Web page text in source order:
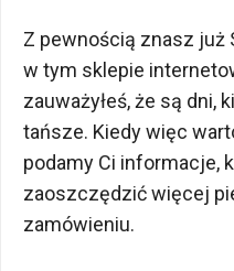
Z pewnością znasz już
w tym sklepie
zauważyłeś, że są dni,
tańsze. Kiedy więc
podamy Ci informacje,
zaoszczędzić więcej
zamówieniu.